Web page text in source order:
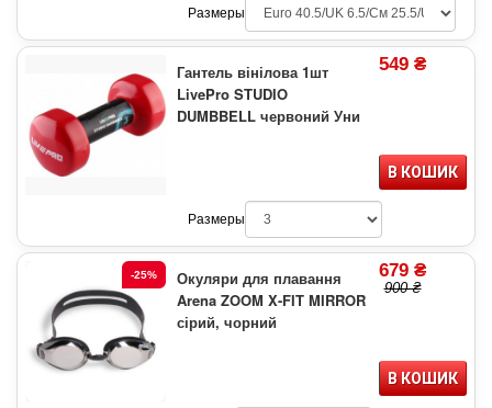
Размеры
Гантель вінілова 1шт
LivePro STUDIO
DUMBBELL червоний Уни
549 ₴
В КОШИК
Размеры
-25%
Окуляри для плавання
Arena ZOOM X-FIT MIRROR
сірий, чорний
679 ₴
900 ₴
В КОШИК